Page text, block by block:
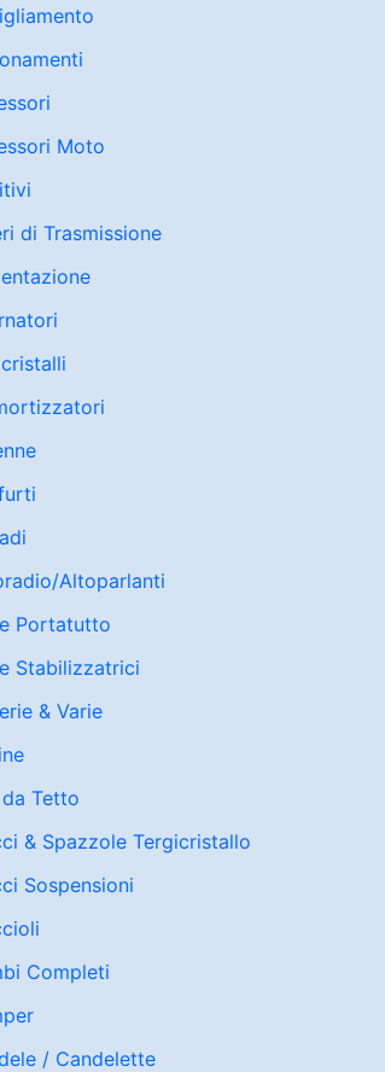
Moto
di Trasmissione
Altoparlanti
Portatutto
Stabilizzatrici
& Varie
Tetto
& Spazzole Tergicristallo
Sospensioni
Completi
/ Candelette